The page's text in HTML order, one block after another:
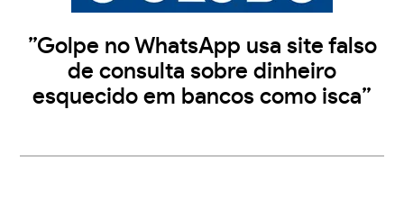
”Golpe no WhatsApp usa site falso
de consulta sobre dinheiro
esquecido em bancos como isca”